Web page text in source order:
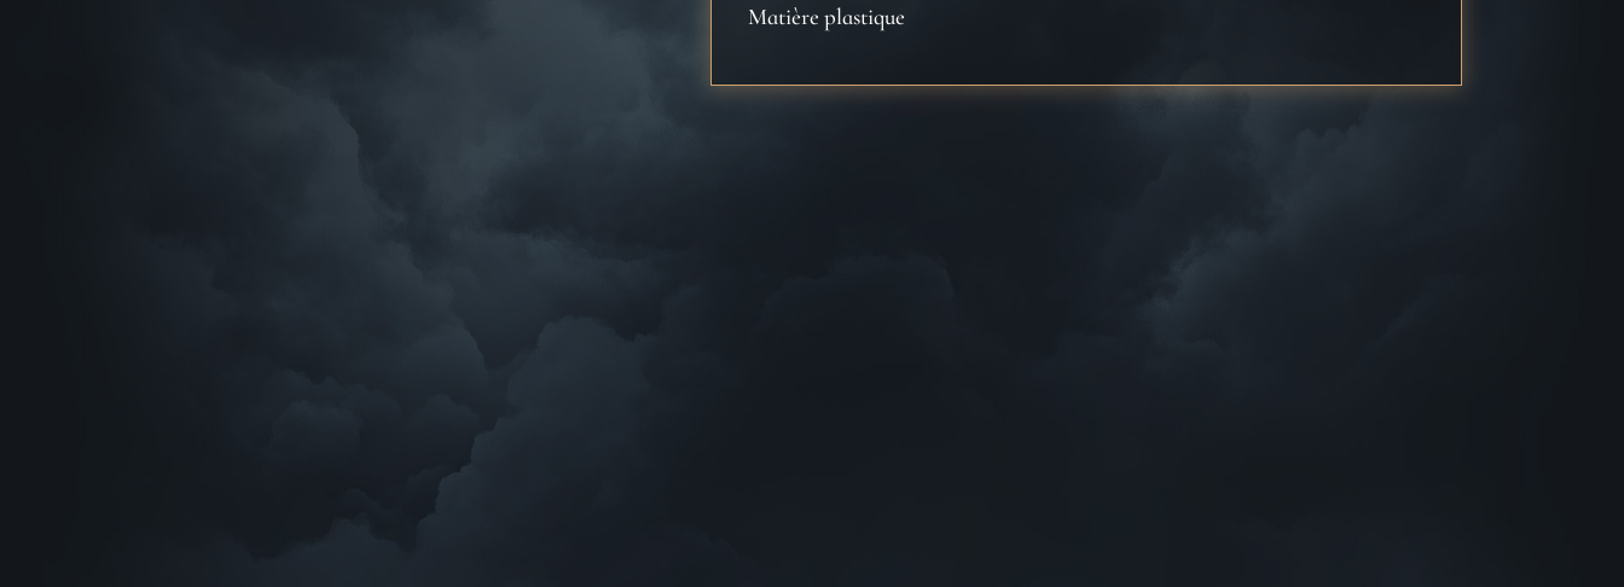
Matière plastique